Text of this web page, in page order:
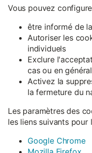
Vous pouvez
être informé de
Autoriser les
individuels
Exclure
cas ou en général
Activez la
la fermeture du
Les paramètres des
les liens suivants
Google Chrome